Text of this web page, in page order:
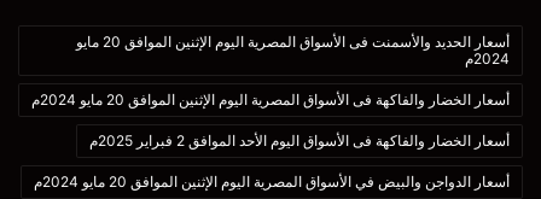
أسعار الحديد والأسمنت فى الأسواق المصرية اليوم الإثنين الموافق 20 مايو
2024م
أسعار الخضار والفاكهة فى الأسواق المصرية اليوم الإثنين الموافق 20 مايو 2024م
أسعار الخضار والفاكهة فى الأسواق اليوم الأحد الموافق 2 فبراير 2025م
أسعار الدواجن والبيض في الأسواق المصرية اليوم الإثنين الموافق 20 مايو 2024م